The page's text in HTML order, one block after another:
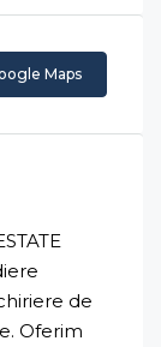
Maps
de
Oferim